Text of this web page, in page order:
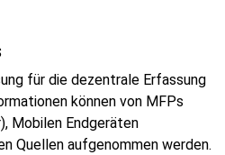
für die dezentrale Erfassung
können von MFPs
Mobilen Endgeräten
Quellen aufgenommen werden.